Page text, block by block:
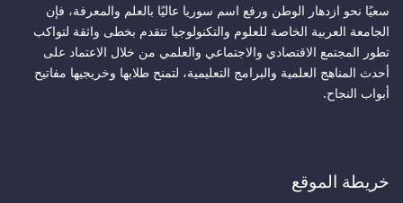
سعيًا نحو ازدهار الوطن ورفع اسم سوريا عاليًا بالعلم والمعرفة، فإن
الجامعة العربية الخاصة للعلوم والتكنولوجيا تتقدم بخطى واثقة لتواكب
تطور المجتمع الاقتصادي والاجتماعي والعلمي من خلال الاعتماد على
أحدث المناهج العلمية والبرامج التعليمية، لتمنح طلابها وخريجيها مفاتيح
أبواب النجاح.
خريطة الموقع